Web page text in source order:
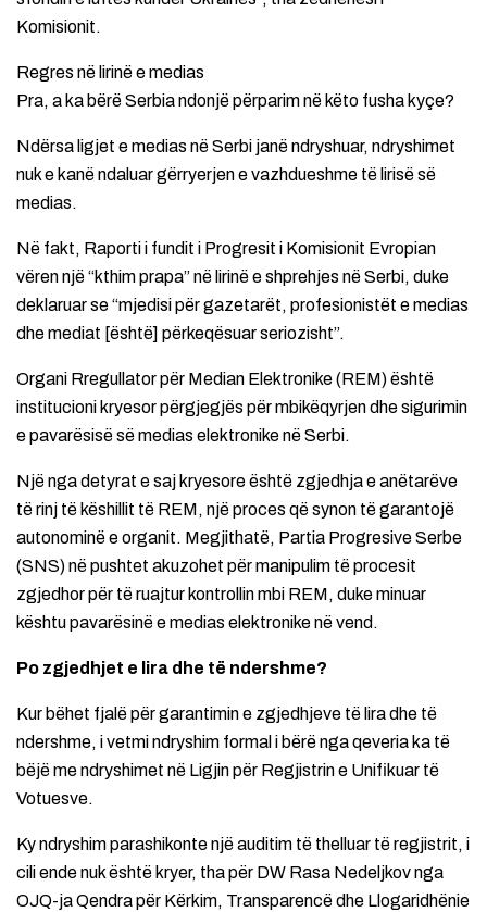
Komisionit.
Regres në lirinë e medias
Pra, a ka bërë Serbia ndonjë përparim në këto fusha kyçe?
Ndërsa ligjet e medias në Serbi janë ndryshuar, ndryshimet
nuk e kanë ndaluar gërryerjen e vazhdueshme të lirisë së
medias.
Në fakt, Raporti i fundit i Progresit i Komisionit Evropian
vëren një “kthim prapa” në lirinë e shprehjes në Serbi, duke
deklaruar se “mjedisi për gazetarët, profesionistët e medias
dhe mediat [është] përkeqësuar seriozisht”.
Organi Rregullator për Median Elektronike (REM) është
institucioni kryesor përgjegjës për mbikëqyrjen dhe sigurimin
e pavarësisë së medias elektronike në Serbi.
Një nga detyrat e saj kryesore është zgjedhja e anëtarëve
të rinj të këshillit të REM, një proces që synon të garantojë
autonominë e organit. Megjithatë, Partia Progresive Serbe
(SNS) në pushtet akuzohet për manipulim të procesit
zgjedhor për të ruajtur kontrollin mbi REM, duke minuar
kështu pavarësinë e medias elektronike në vend.
Po zgjedhjet e lira dhe të ndershme?
Kur bëhet fjalë për garantimin e zgjedhjeve të lira dhe të
ndershme, i vetmi ndryshim formal i bërë nga qeveria ka të
bëjë me ndryshimet në Ligjin për Regjistrin e Unifikuar të
Votuesve.
Ky ndryshim parashikonte një auditim të thelluar të regjistrit, i
cili ende nuk është kryer, tha për DW Rasa Nedeljkov nga
OJQ-ja Qendra për Kërkim, Transparencë dhe Llogaridhënie